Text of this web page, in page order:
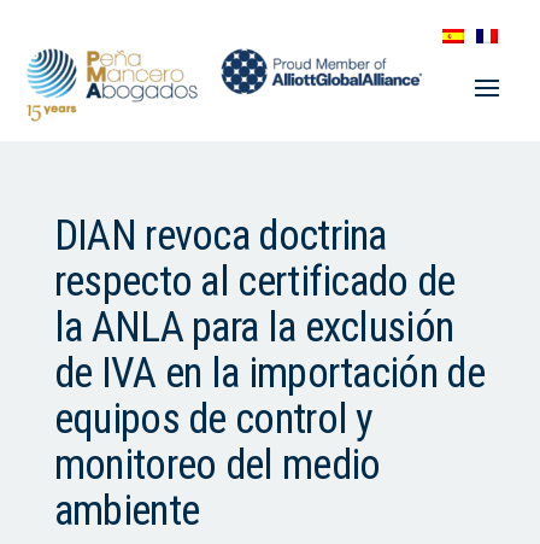
DIAN revoca doctrina
respecto al certificado de
la ANLA para la exclusión
de IVA en la importación de
equipos de control y
monitoreo del medio
ambiente